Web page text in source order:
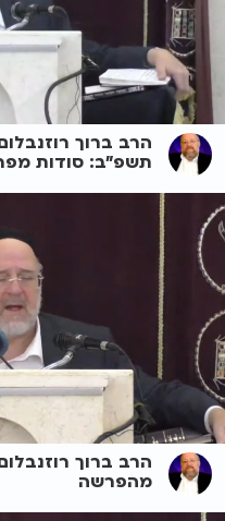
תשפ"ב: סודות
הרב ברוך
מהפרשה